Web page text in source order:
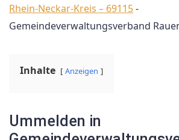
Rhein-Neckar-Kreis – 69115-
Gemeindeverwaltungsverband
Inhalte Anzeigen
Ummelden in